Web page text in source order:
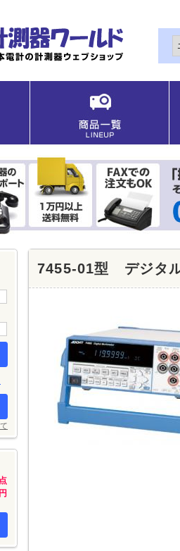
7455-01型 デジタ